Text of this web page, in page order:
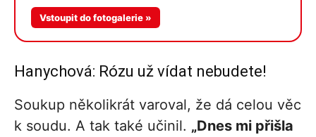
Vstoupit do fotogalerie »
Hanychová: Rózu už vídat nebudete!
Soukup několikrát varoval, že dá celou věc
k soudu. A tak také učinil. „Dnes mi přišla